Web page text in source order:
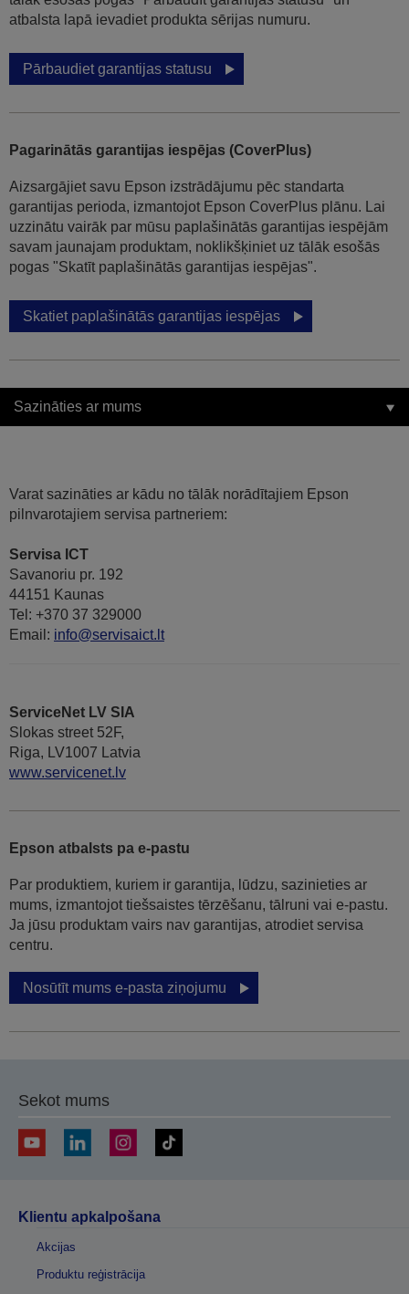
atbalsta lapā ievadiet produkta sērijas numuru.
Pārbaudiet garantijas statusu
Pagarinātās garantijas iespējas (CoverPlus)
Aizsargājiet savu Epson izstrādājumu pēc standarta
garantijas perioda, izmantojot Epson CoverPlus plānu. Lai
uzzinātu vairāk par mūsu paplašinātās garantijas iespējām
savam jaunajam produktam, noklikšķiniet uz tālāk esošās
pogas "Skatīt paplašinātās garantijas iespējas".
Skatiet paplašinātās garantijas iespējas
Sazināties ar mums
Varat sazināties ar kādu no tālāk norādītajiem Epson
pilnvarotajiem servisa partneriem:
Servisa ICT
Savanoriu pr. 192
44151 Kaunas
Tel: +370 37 329000
Email: info@servisaict.lt
ServiceNet LV SIA
Slokas street 52F,
Riga, LV1007 Latvia
www.servicenet.lv
Epson atbalsts pa e-pastu
Par produktiem, kuriem ir garantija, lūdzu, sazinieties ar
mums, izmantojot tiešsaistes tērzēšanu, tālruni vai e-pastu.
Ja jūsu produktam vairs nav garantijas, atrodiet servisa
centru.
Nosūtīt mums e-pasta ziņojumu
Sekot mums
Klientu apkalpošana
Akcijas
Produktu reģistrācija